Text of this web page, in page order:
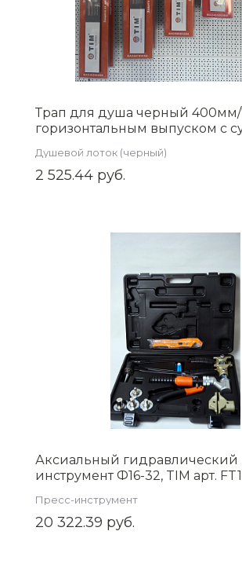
Трап для душа черный
горизонтальным выпуском с
Душевой лоток (черный)
2 525.44 руб.
Аксиальный гидравлический
инструмент Ф16-32, TIM арт.
Пресс-инструмент
20 322.39 руб.